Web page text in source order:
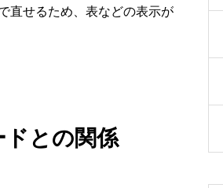
直せるため、表などの表示が
ドとの関係